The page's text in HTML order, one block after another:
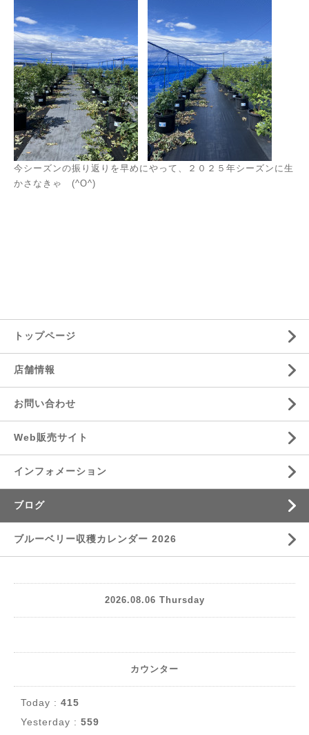
今シーズンの振り返りを早めにやって、２０２５年シーズンに生
かさなきゃ (^O^)
トップページ
店舗情報
お問い合わせ
Web販売サイト
インフォメーション
ブログ
ブルーベリー収穫カレンダー 2026
2026.08.06 Thursday
カウンター
Today : 415
Yesterday : 559